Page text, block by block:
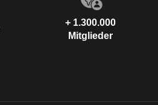
+ 1.300.000
Mitglieder